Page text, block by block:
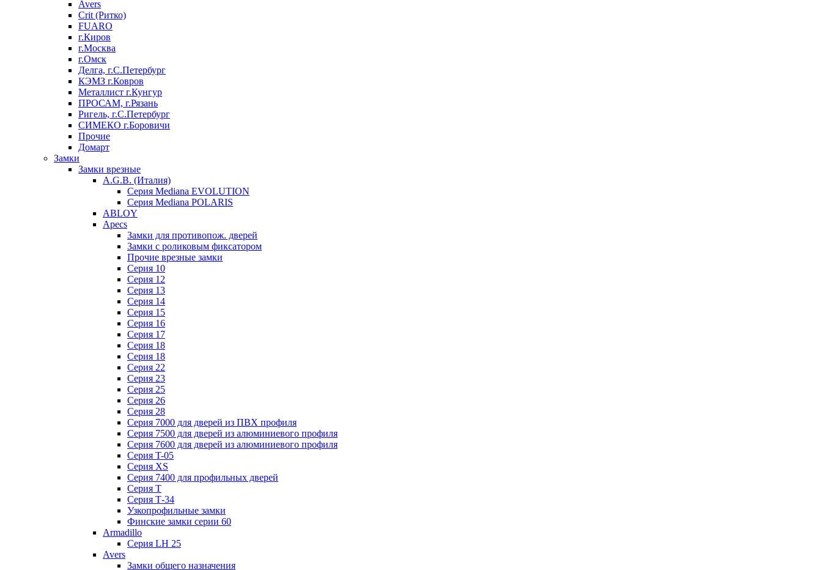
Avers
Crit (Ритко)
FUARO
г.Киров
г.Москва
г.Омск
Делга, г.С.Петербург
КЭМЗ г.Ковров
Металлист г.Кунгур
ПРОСАМ, г.Рязань
Ригель, г.С.Петербург
СИМЕКО г.Боровичи
Прочие
Домарт
Замки
Замки врезные
A.G.B. (Италия)
Серия Mediana EVOLUTION
Серия Mediana POLARIS
ABLOY
Apecs
Замки для противопож. дверей
Замки с роликовым фиксатором
Прочие врезные замки
Серия 10
Серия 12
Серия 13
Серия 14
Серия 15
Серия 16
Серия 17
Серия 18
Серия 18
Серия 22
Серия 23
Серия 25
Серия 26
Серия 28
Серия 7000 для дверей из ПВХ профиля
Серия 7500 для дверей из алюминиевого профиля
Серия 7600 для дверей из алюминиевого профиля
Серия T-05
Серия XS
Серия 7400 для профильных дверей
Серия Т
Серия Т-34
Узкопрофильные замки
Финские замки серии 60
Armadillo
Серия LH 25
Avers
Замки общего назначения